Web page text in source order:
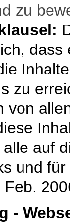
zu
zu
von
auf
und
Feb.
-